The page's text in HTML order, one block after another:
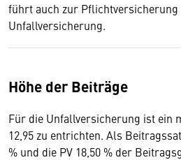
führt auch zur
Unfallversicherung.
Höhe der Beiträge
Für die Unfallversicherung ist ein
12,95 zu entrichten. Als
% und die PV 18,50 % der